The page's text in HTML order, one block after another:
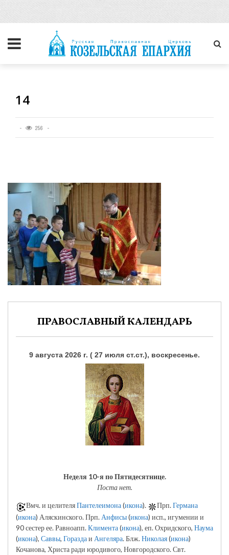
14
256
ПРАВОСЛАВНЫЙ КАЛЕНДАРЬ
9 августа 2026 г. ( 27 июля ст.ст.), воскресенье.
Неделя 10-я по Пятидесятнице.
Поста нет.
Вмч. и целителяПантелеимона(икона). Прп.Германа
(икона) Аляскинского. Прп. Анфисы(икона) исп., игумении и
90 сестер ее. Равноапп.Климента(икона), еп. Охридского, Наума
(икона), Саввы, Гораздаи Ангеляра. Блж.Николая(икона)
Кочанова, Христа ради юродивого, Новгородского. Свт.